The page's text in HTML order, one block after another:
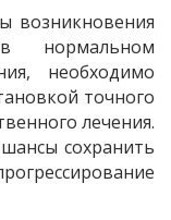
возникновения
нормальном
необходимо
точного
лечения.
сохранить